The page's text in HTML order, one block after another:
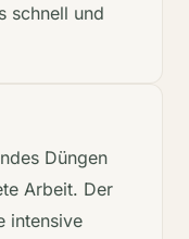
schnell und
Düngen
Arbeit. Der
intensive